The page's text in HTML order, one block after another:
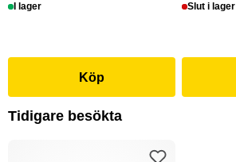
I lager
Köp
Slut i lager
Tidigare besökta